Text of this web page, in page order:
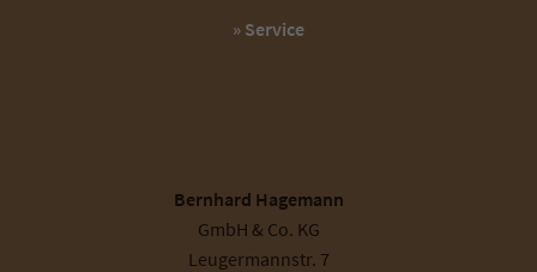
» Service
Bernhard Hagemann
GmbH & Co. KG
Leugermannstr. 7